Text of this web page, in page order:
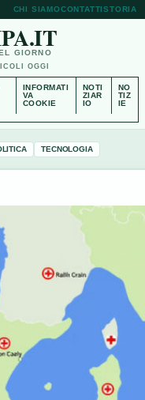
CHI SIAMOCONTATTISTORIA
GIORNO
OGGI
INFORMATI
VA
COOKIE
NOTI
ZIAR
IO
NO
TIZ
IE
TECNOLOGIA